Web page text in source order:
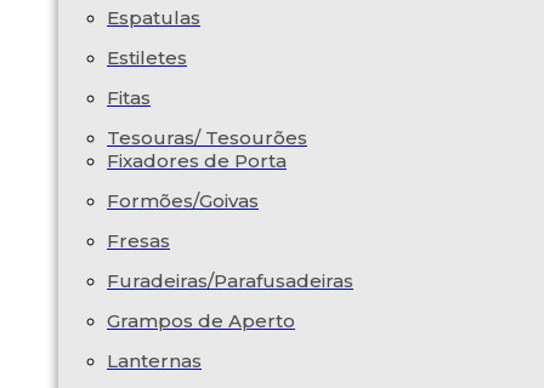
Espatulas
Estiletes
Fitas
Tesouras/ Tesourões
Fixadores de Porta
Formões/Goivas
Fresas
Furadeiras/Parafusadeiras
Grampos de Aperto
Lanternas